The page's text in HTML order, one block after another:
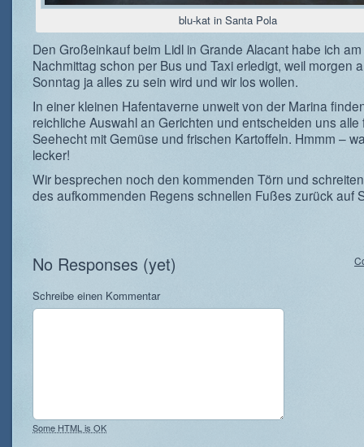
blu-kat in Santa Pola
Den Großeinkauf beim Lidl in Grande Alacant habe ich am
Nachmittag schon per Bus und Taxi erledigt, weil morgen
Sonntag ja alles zu sein wird und wir los wollen.
In einer kleinen Hafentaverne unweit von der Marina
reichliche Auswahl an Gerichten und entscheiden uns alle
Seehecht mit Gemüse und frischen Kartoffeln. Hmmm –
lecker!
Wir besprechen noch den kommenden Törn und
des aufkommenden Regens schnellen Fußes zurück auf
No Responses (yet)
Schreibe einen Kommentar
Some HTML is OK